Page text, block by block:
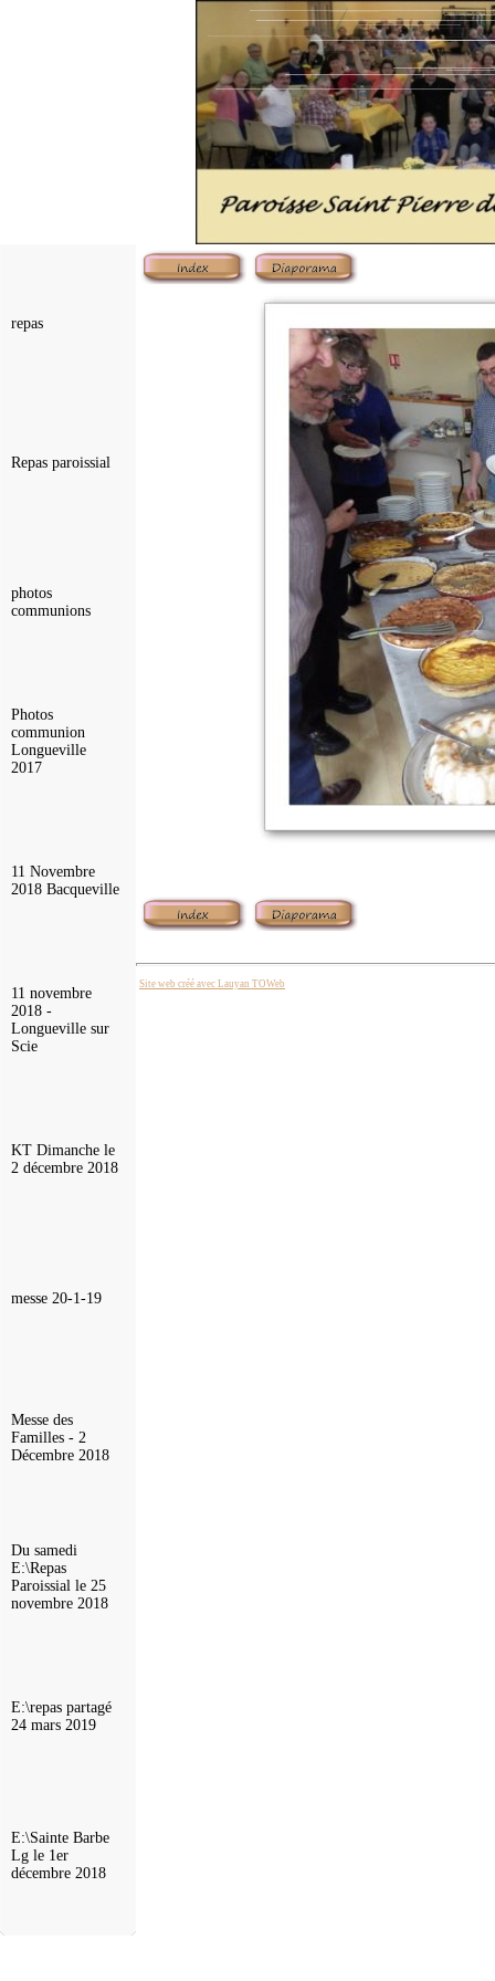
repas
Repas paroissial
photos
communions
Photos
communion
Longueville
2017
11 Novembre
2018 Bacqueville
11 novembre
2018 -
Longueville sur
Scie
KT Dimanche le
2 décembre 2018
messe 20-1-19
Messe des
Familles - 2
Décembre 2018
Du samedi
E:\Repas
Paroissial le 25
novembre 2018
E:\repas partagé
24 mars 2019
E:\Sainte Barbe
Lg le 1er
décembre 2018
Site web créé avec Lauyan TOWeb